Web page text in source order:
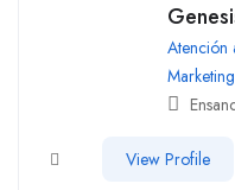
Atención
View Profile